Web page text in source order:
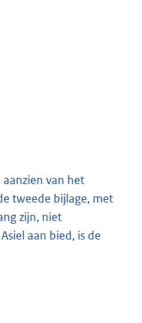
van het
tweede bijlage, met
zijn, niet
aan bied, is de